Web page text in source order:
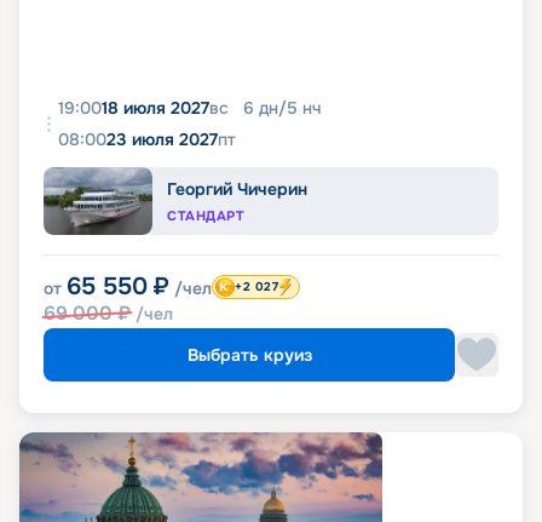
19:0018 июля 2027вс 6 дн/5 нч
08:0023 июля 2027пт
Георгий Чичерин
СТАНДАРТ
от 65 550 ₽ /чел
69 000₽ /чел
+2 027
Выбрать круиз